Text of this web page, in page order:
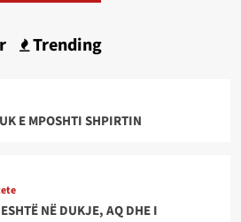
Trending
E MPOSHTI SHPIRTIN
NË DUKJE, AQ DHE I